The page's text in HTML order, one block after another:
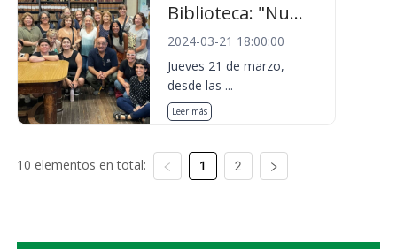
Biblioteca: "Nu...
2024-03-21 18:00:00
Jueves 21 de marzo,
desde las ...
Leer más
10 elementos en total: 1 2